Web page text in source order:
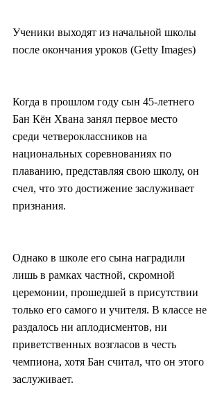
Ученики выходят из начальной школы
после окончания уроков (Getty Images)
Когда в прошлом году сын 45-летнего
Бан Кён Хвана занял первое место
среди четвероклассников на
национальных соревнованиях по
плаванию, представляя свою школу, он
счел, что это достижение заслуживает
признания.
Однако в школе его сына наградили
лишь в рамках частной, скромной
церемонии, прошедшей в присутствии
только его самого и учителя. В классе не
раздалось ни аплодисментов, ни
приветственных возгласов в честь
чемпиона, хотя Бан считал, что он этого
заслуживает.